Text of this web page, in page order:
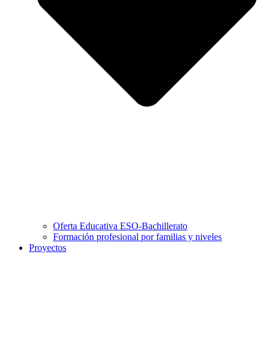
Oferta Educativa ESO-Bachillerato
Formación profesional por familias y niveles
Proyectos